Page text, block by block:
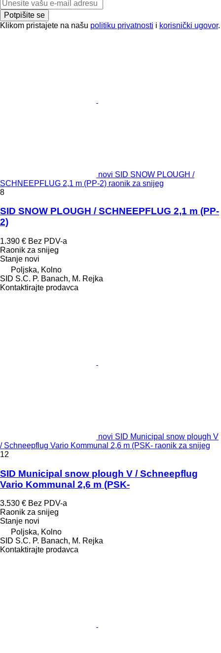
Potpišite se
Klikom pristajete na našu politiku privatnosti i korisnički ugovor.
novi SID SNOW PLOUGH /
SCHNEEPFLUG 2,1 m (PP-2) raonik za snijeg
8
SID SNOW PLOUGH / SCHNEEPFLUG 2,1 m (PP-
2)
1.390 € Bez PDV-a
Raonik za snijeg
Stanje novi
Poljska, Kolno
SID S.C. P. Banach, M. Rejka
Kontaktirajte prodavca
novi SID Municipal snow plough V
/ Schneepflug Vario Kommunal 2,6 m (PSK- raonik za snijeg
12
SID Municipal snow plough V / Schneepflug
Vario Kommunal 2,6 m (PSK-
3.530 € Bez PDV-a
Raonik za snijeg
Stanje novi
Poljska, Kolno
SID S.C. P. Banach, M. Rejka
Kontaktirajte prodavca